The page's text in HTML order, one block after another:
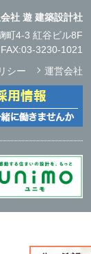
社 遊 建築設計社
町4-3 紅谷ビル8F
FAX:03-3230-1021
シー
運営会社